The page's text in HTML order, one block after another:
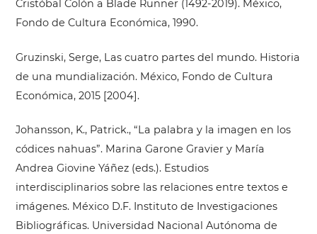
Cristóbal Colón a Blade Runner (1492-2019). México,
Fondo de Cultura Económica, 1990.
Gruzinski, Serge, Las cuatro partes del mundo. Historia
de una mundialización. México, Fondo de Cultura
Económica, 2015 [2004].
Johansson, K., Patrick., “La palabra y la imagen en los
códices nahuas”. Marina Garone Gravier y María
Andrea Giovine Yáñez (eds.). Estudios
interdisciplinarios sobre las relaciones entre textos e
imágenes. México D.F. Instituto de Investigaciones
Bibliográficas. Universidad Nacional Autónoma de